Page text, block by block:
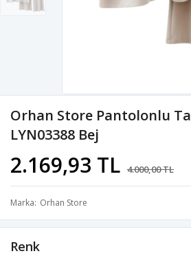
Orhan Store Pantolonlu
LYN03388 Bej
2.169,93 TL 4.000,00 TL
Marka Orhan Store
Renk